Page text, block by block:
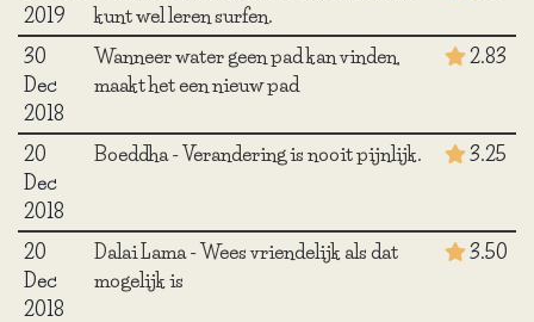
2019
kunt wel leren surfen.
30
Dec
2018
Wanneer water geen pad kan vinden,
maakt het een nieuw pad
2.83
20
Dec
2018
Boeddha - Verandering is nooit pijnlijk. 3.25
20
Dec
2018
Dalai Lama - Wees vriendelijk als dat
mogelijk is
3.50